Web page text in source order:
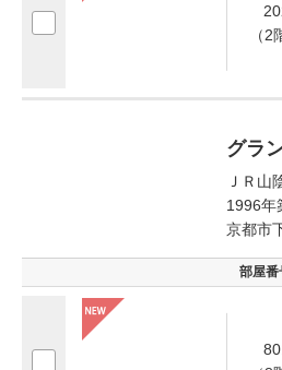
（2
グラ
ＪＲ
1996年
京都市
部屋番